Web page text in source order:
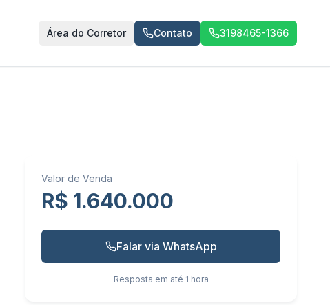
Área do Corretor Contato 3198465-1366
Valor de Venda
R$ 1.640.000
Falar via WhatsApp
Resposta em até 1 hora